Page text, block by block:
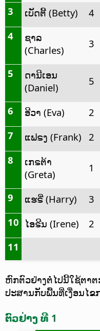
3
ເບັດຕີ້ (Betty) 4
4
ຊາລ
(Charles)
3
5
ດານີເອນ
(Daniel)
5
6 ອີວາ (Eva) 2
7
ແຟຣງ (Frank) 2
8
ເກຣຕ້າ
(Greta)
1
9 ແຮຣີ່ (Harry) 3
10 ໄອຣີນ (Irene) 2
11
ຫົກຕົວຢ່າງຕໍ່ໄປນີ້ໃຊ້ຕາ
ປະສານກັບພື້ນທີ່ເງື່ອນໄ
ຕົວຢ່າງ ທີ 1